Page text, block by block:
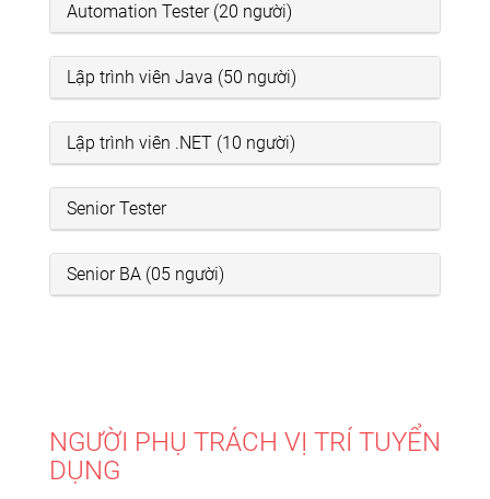
Automation Tester (20 người)
Lập trình viên Java (50 người)
Lập trình viên .NET (10 người)
Senior Tester
Senior BA (05 người)
NGƯỜI PHỤ TRÁCH VỊ TRÍ TUYỂN
DỤNG